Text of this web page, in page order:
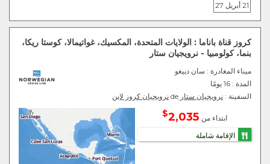
21 أبريل 27
كروز قناة باناما : الولايات المتحدة، المكسيك، غواتيمالا، كوستا ريكا،
بنما، كولومبيا - نرويجيان ستار
ميناء المغادرة : سان دييغو
المدة : 16 يومًا
السفينة : نرويجيان ستار de نرويجيان كروز لاين
ابتداء من 2,035
$
الإقامة شاملة